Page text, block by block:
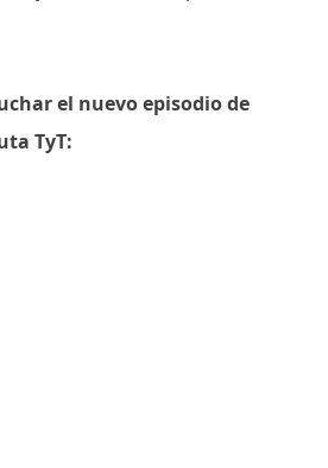
el nuevo episodio de
TyT: